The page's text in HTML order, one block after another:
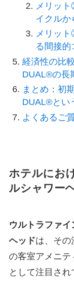
メリッ
イクルか
メリッ
る間接的
経済性の比
DUAL®の長
まとめ：初
DUAL®とい
よくあるご
ホテルにお
ルシャワー
ウルトラファイ
ヘッドは、その
の客室アメニテ
として注目され